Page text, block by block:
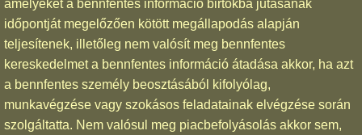
amelyeket a bennfentes információ birtokba jutásának
időpontját megelőzően kötött megállapodás alapján
teljesítenek, illetőleg nem valósít meg bennfentes
kereskedelmet a bennfentes információ átadása akkor, ha azt
a bennfentes személy beosztásából kifolyólag,
munkavégzése vagy szokásos feladatainak elvégzése során
szolgáltatta. Nem valósul meg piacbefolyásolás akkor sem,